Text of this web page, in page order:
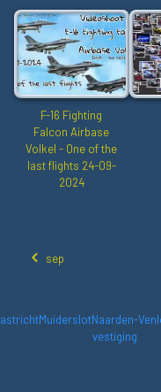
F-16 Fighting
Falcon Airbase
Volkel - One of the
last flights 24-09-
2024
sep
MuiderslotNaarden-
vestiging